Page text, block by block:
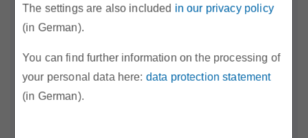
The settings are also included in our privacy policy
(in German).
You can find further information on the processing of
your personal data here:data protection statement
(in German).